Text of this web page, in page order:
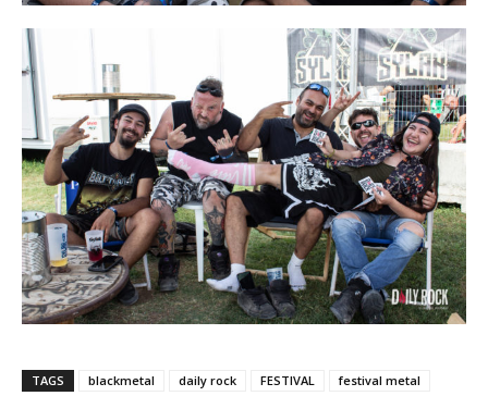
TAGS blackmetal daily rock FESTIVAL
festival metal